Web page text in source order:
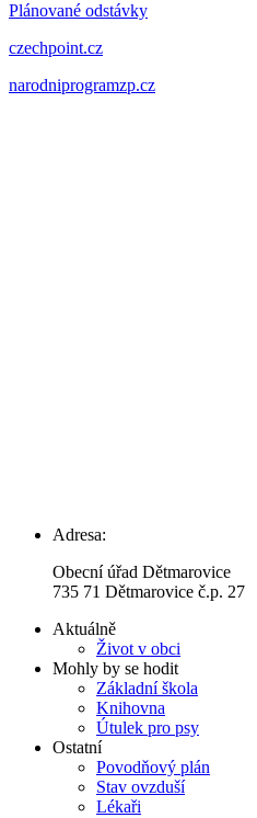
Plánované odstávky
czechpoint.cz
narodniprogramzp.cz
Adresa:
Obecní úřad Dětmarovice
735 71 Dětmarovice č.p. 27
Aktuálně
Život v obci
Mohly by se hodit
Základní škola
Knihovna
Útulek pro psy
Ostatní
Povodňový plán
Stav ovzduší
Lékaři